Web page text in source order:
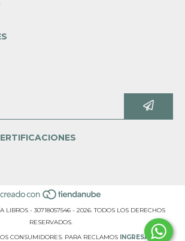
LIBROS - 30718057546 - 2026. TODOS LOS DERECHOS
RESERVADOS.
CONSUMIDORES. PARA RECLAMOS INGRESÁ ACÁ.